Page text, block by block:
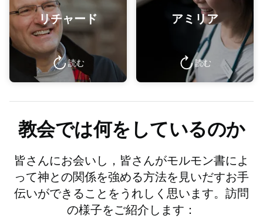
リチャード
読む
アミリア
読む
教会では何をしているのか
皆さんにお会いし，皆さんがモルモン書によ
って神との関係を強める方法を見いだすお手
伝いができることをうれしく思います。訪問
の様子をご紹介します：